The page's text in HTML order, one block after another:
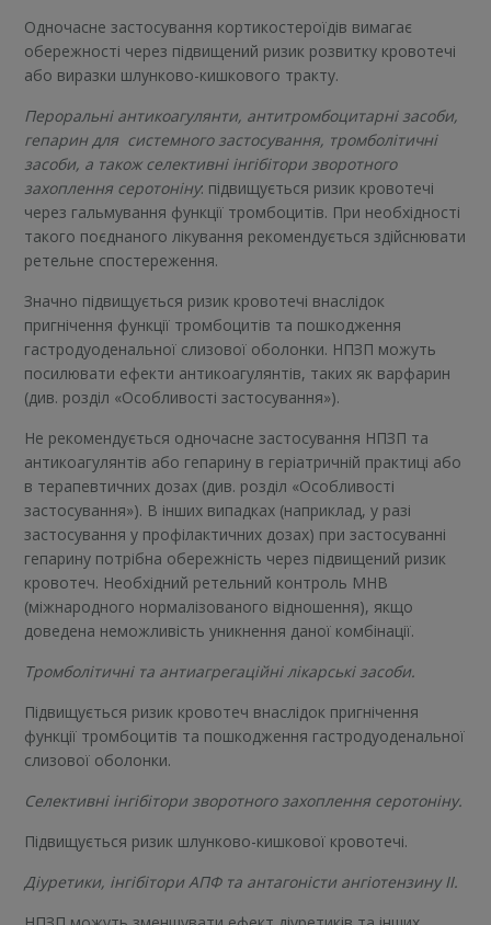
Одночасне застосування кортикостероїдів вимагає
обережності через підвищений ризик розвитку кровотечі
або виразки шлунково-кишкового тракту.
Пероральні антикоагулянти, антитромбоцитарні засоби,
гепарин для системного застосування, тромболітичні
засоби, а також селективні інгібітори зворотного
захоплення серотоніну: підвищується ризик кровотечі
через гальмування функції тромбоцитів. При необхідності
такого поєднаного лікування рекомендується здійснювати
ретельне спостереження.
Значно підвищується ризик кровотечі внаслідок
пригнічення функції тромбоцитів та пошкодження
гастродуоденальної слизової оболонки. НПЗП можуть
посилювати ефекти антикоагулянтів, таких як варфарин
(див. розділ «Особливості застосування»).
Не рекомендується одночасне застосування НПЗП та
антикоагулянтів або гепарину в геріатричній практиці або
в терапевтичних дозах (див. розділ «Особливості
застосування»). В інших випадках (наприклад, у разі
застосування у профілактичних дозах) при застосуванні
гепарину потрібна обережність через підвищений ризик
кровотеч. Необхідний ретельний контроль МНВ
(міжнародного нормалізованого відношення), якщо
доведена неможливість уникнення даної комбінації.
Тромболітичні та антиагрегаційні лікарські засоби.
Підвищується ризик кровотеч внаслідок пригнічення
функції тромбоцитів та пошкодження гастродуоденальної
слизової оболонки.
Селективні інгібітори зворотного захоплення серотоніну.
Підвищується ризик шлунково-кишкової кровотечі.
Діуретики, інгібітори АПФ та антагоністи ангіотензину II.